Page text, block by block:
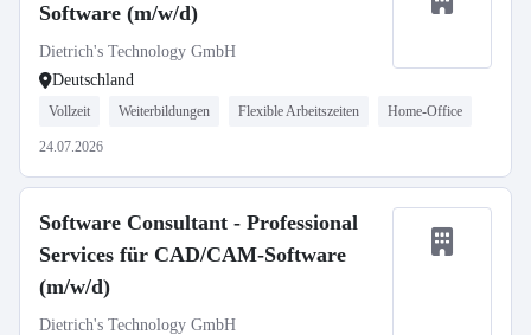
Software (m/w/d)
Dietrich's Technology GmbH
Deutschland
Vollzeit Weiterbildungen Flexible Arbeitszeiten Home-Office
24.07.2026
Software Consultant - Professional
Services für CAD/CAM-Software
(m/w/d)
Dietrich's Technology GmbH